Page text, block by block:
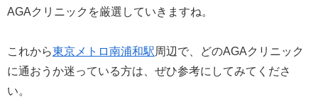
AGAクリニックを厳選していきますね。
これから東京メトロ南浦和駅周辺で、どのAGAクリニック
に通おうか迷っている方は、ぜひ参考にしてみてくださ
い。